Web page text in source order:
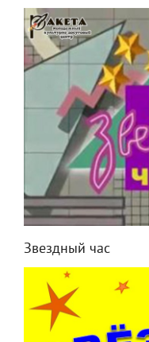
Звездный час